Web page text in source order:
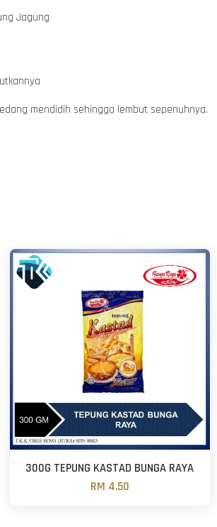
Jagung
mendidih sehingga lembut sepenuhnya.
300G TEPUNG KASTAD BUNGA RAYA
RM 4.50